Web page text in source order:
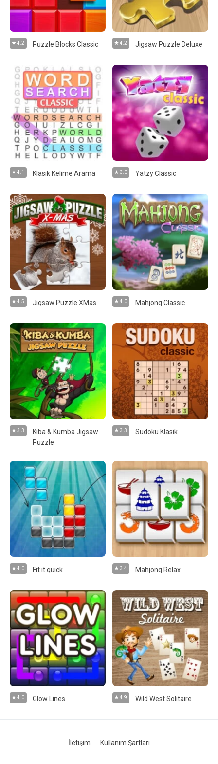
4.2 Puzzle Blocks Classic 4.2 Jigsaw Puzzle Deluxe
4.1 Klasik Kelime Arama 3.0 Yatzy Classic
4.5 Jigsaw Puzzle XMas 4.0 Mahjong Classic
3.3
Kiba & Kumba Jigsaw
Puzzle
3.3 Sudoku Klasik
4.0 Fit it quick 3.4 Mahjong Relax
4.0 Glow Lines 4.9 Wild West Solitaire
İletişim Kullanım Şartları